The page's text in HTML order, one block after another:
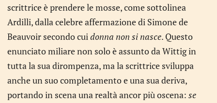
scrittrice è prendere le mosse, come sottolinea
Ardilli, dalla celebre affermazione di Simone de
Beauvoir secondo cuidonna non si nasce. Questo
enunciato miliare non solo è assunto da Wittig in
tutta la sua dirompenza, ma la scrittrice sviluppa
anche un suo completamento e una sua deriva,
portando in scena una realtà ancor più oscena: se